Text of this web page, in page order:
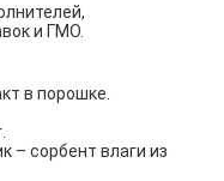
и ГМО.
в порошке.
– сорбент влаги из